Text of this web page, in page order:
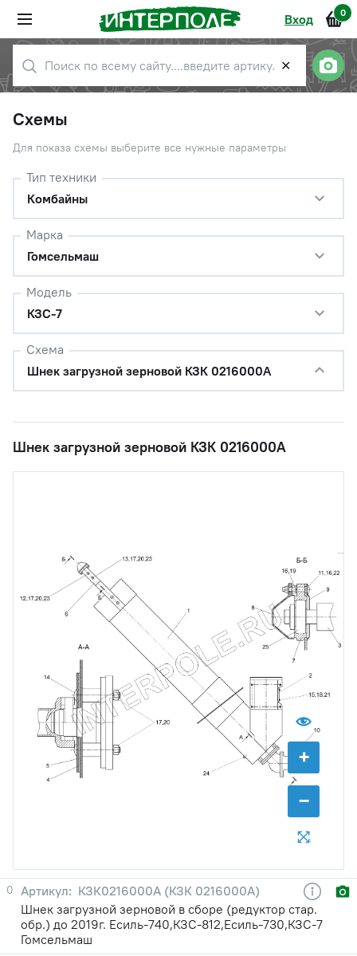
Вход 0
✕
Схемы
Для показа схемы выберите все нужные параметры
Тип техники
Комбайны
Марка
Гомсельмаш
Модель
КЗС-7
Схема
Шнек загрузной зерновой КЗК 0216000А
Шнек загрузной зерновой КЗК 0216000А
+
−
0
КЗК0216000А (КЗК 0216000А)
Шнек загрузной зерновой в сборе (редуктор стар.
обр.) до 2019г. Есиль-740,КЗС-812,Есиль-730,КЗС-7
Гомсельмаш